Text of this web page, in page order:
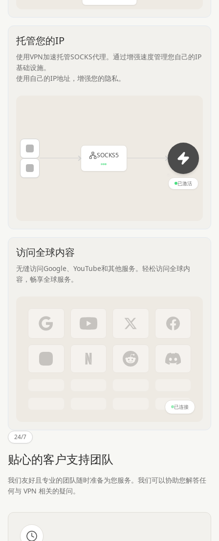
托管您的IP
使用VPN加速托管SOCKS代理。通过增强速度管理您自己的IP
基础设施。
使用自己的IP地址，增强您的隐私。
SOCKS5
已激活
访问全球内容
无缝访问Google、YouTube和其他服务。轻松访问全球内
容，畅享全球服务。
已连接
24/7
贴心的客户支持团队
我们友好且专业的团队随时准备为您服务。我们可以协助您解答任
何与 VPN 相关的疑问。